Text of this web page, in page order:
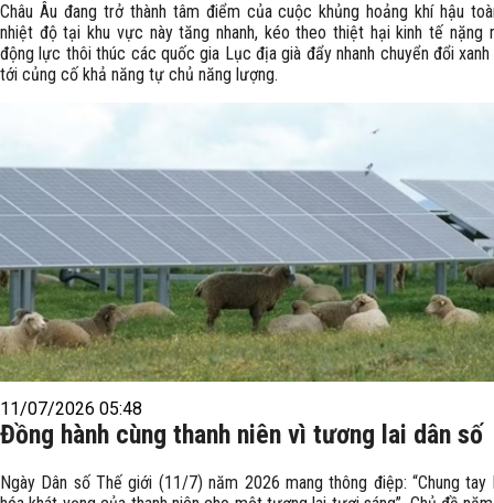
Châu Âu đang trở thành tâm điểm của cuộc khủng hoảng khí hậu
nhiệt độ tại khu vực này tăng nhanh, kéo theo thiệt hại kinh tế nặng
động lực thôi thúc các quốc gia Lục địa già đẩy nhanh chuyển đổi
tới củng cố khả năng tự chủ năng lượng.
11/07/2026 05:48
Đồng hành cùng thanh niên vì tương lai dân số
Ngày Dân số Thế giới (11/7) năm 2026 mang thông điệp: “Chung tay